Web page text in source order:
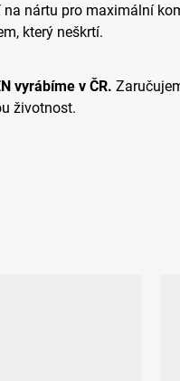
nártu pro maximální
který neškrtí.
vyrábíme v ČR.
životnost.